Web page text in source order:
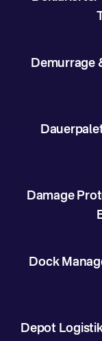
Demurrage
Damage
Dock
Depot